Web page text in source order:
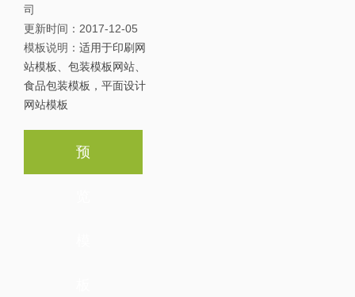
司
更新时间： 2017-12-05
模板说明： 适用于印刷网
站模板、包装模板网站、
食品包装模板，平面设计
网站模板
预